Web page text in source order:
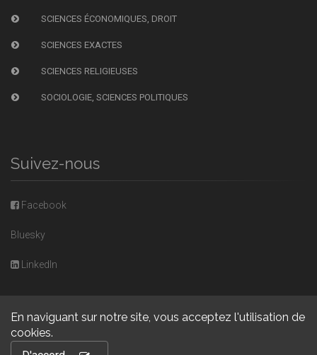
En naviguant sur notre site, vous acceptez l'utilisation de
cookies.
SCIENCES ÉCONOMIQUES, DROIT
SCIENCES EXACTES
SCIENCES RELIGIEUSES
SOCIOLOGIE, SCIENCES POLITIQUES
Suivez-nous
Facebook
Bluesky
LinkedIn